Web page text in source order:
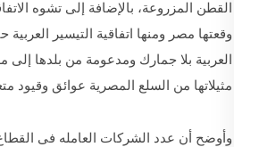
القطن المزروعة، بالإضافة إلى تشوه
وقعتها مصر ومنها اتفاقية التيسير
العربية بلا جمارك ومدعومة من بلدها
مثيلاتها من السلع المصرية عوائق وقيود